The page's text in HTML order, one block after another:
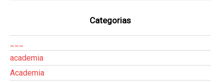
Categorias
academia
Academia